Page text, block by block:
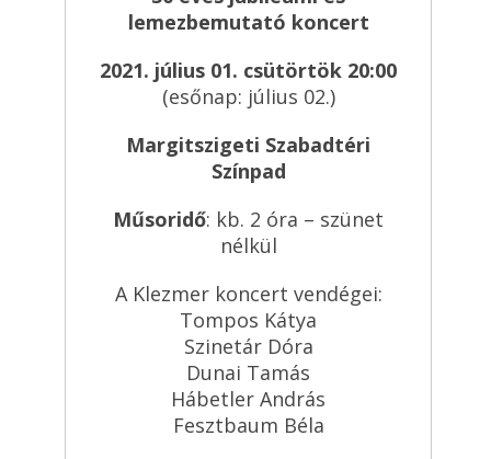
lemezbemutató koncert
2021. július 01. csütörtök 20:00
(esőnap: július 02.)
Margitszigeti Szabadtéri
Színpad
Műsoridő: kb. 2 óra – szünet
nélkül
A Klezmer koncert vendégei:
Tompos Kátya
Szinetár Dóra
Dunai Tamás
Hábetler András
Fesztbaum Béla